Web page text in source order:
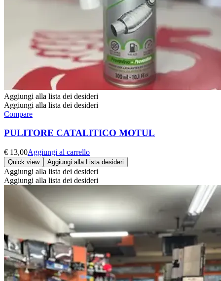
Aggiungi alla lista dei desideri
Aggiungi alla lista dei desideri
Compare
PULITORE CATALITICO MOTUL
€ 13,00Aggiungi al carrello
Quick view Aggiungi alla Lista desideri
Aggiungi alla lista dei desideri
Aggiungi alla lista dei desideri